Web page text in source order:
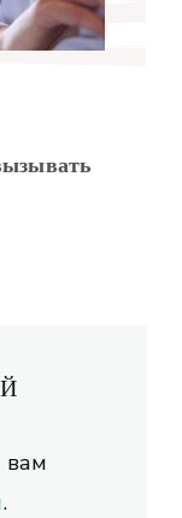
вам
.